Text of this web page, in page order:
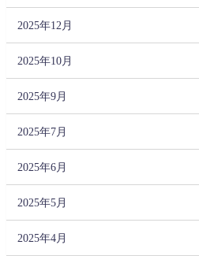
2025年12月
2025年10月
2025年9月
2025年7月
2025年6月
2025年5月
2025年4月